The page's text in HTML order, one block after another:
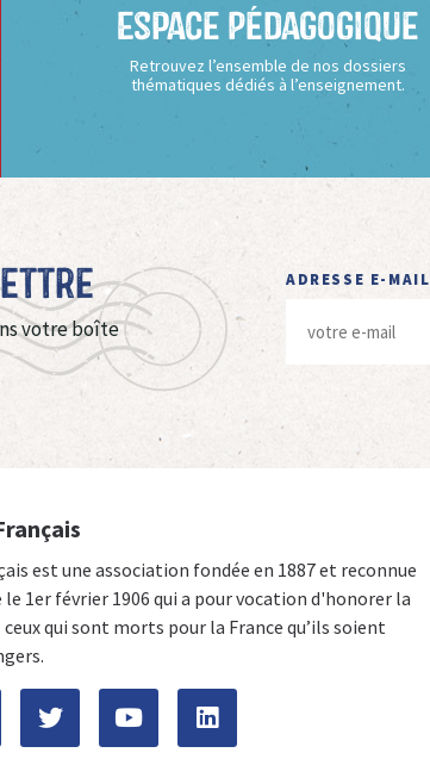
Espace Pédagogique
Retrouvez l’ensemble de nos dossiers
thématiques dédiés à l’enseignement.
votre boîte
ADRESSE E-MAIL
est une association fondée en 1887 et reconnue
1er février 1906 qui a pour vocation d'honorer la
qui sont morts pour la France qu’ils soient